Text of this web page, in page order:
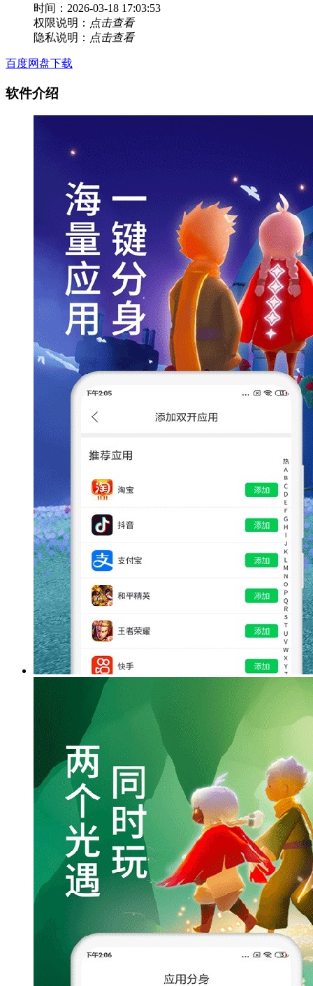
时间：2026-03-18 17:03:53
权限说明： 点击查看
隐私说明： 点击查看
百度网盘下载
软件介绍